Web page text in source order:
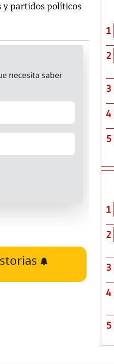
y partidos políticos
1
2
3
4
5
1
2
3
4
5